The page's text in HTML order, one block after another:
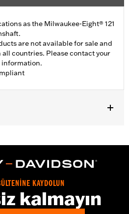
as the Milwaukee-Eight® 121
are not available for sale and
countries. Please contact your
information.
California models. Does not fit VVT
Yes
KAYDOLUN
kalmayın